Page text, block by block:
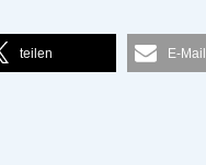
teilen E-Mail